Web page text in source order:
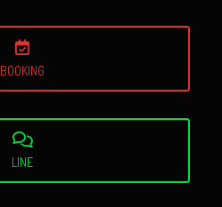
BOOKING
LINE